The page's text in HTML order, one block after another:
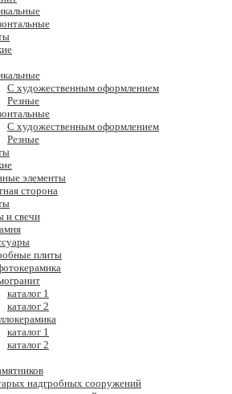
С художественным оформлением
Резные
С художественным оформлением
Резные
элементы
сторона
и свечи
плиты
каталог 1
каталог 2
каталог 1
каталог 2
надгробных сооружений